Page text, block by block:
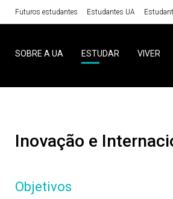
Futuros estudantes Estudantes UA
SOBRE A UA ESTUDAR VIVER
Inovação e
Objetivos